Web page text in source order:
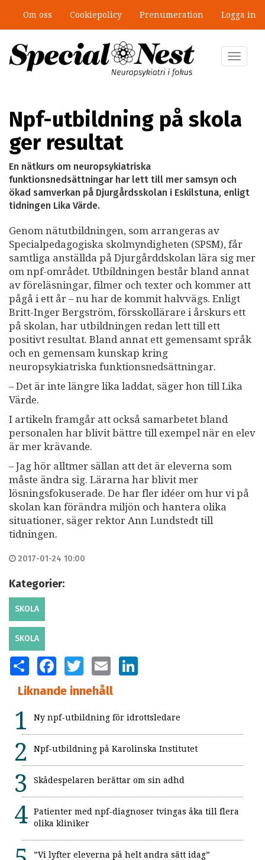
huvudinnehåll
Om oss Cookiepolicy Prenumeration Logga in
Toggle
Npf-utbildning på skola
ger resultat
En nätkurs om neuropsykiatriska
funktionsnedsättningar har lett till mer samsyn och
ökad samverkan på Djurgårdsskolan i Eskilstuna, enligt
tidningen Lika Värde.
Genom nätutbildningen, som arrangeras av
Specialpedagogiska skolmyndigheten (SPSM), får
samtliga anställda på Djurgårddskolan lära sig mer
om npf-området. Utbildningen består bland annat
av föreläsningar, filmer och texter och kommer att
pågå i ett år – nu har de kommit halvvägs. Enligt
Britt-Inger Bergström, försskollärare i årskurs ett
på skolan, har utbildningen redan lett till ett
positivt resultat. Bland annat ett gemensamt språk
och en gemensam kunskap kring
neuropsykiatriska funktionsnedsättningar.
– Det är inte längre lika laddat, säger hon till Lika
Värde.
I artikeln framgår att också samarbetet bland
personalen har blivit bättre till exempel när en elev
är mer krävande.
– Jag hör alltmer sällan att det är eleverna som
måste ändra sig. Lärarna har blivit mer
lösningsfokuserade. De har fler idéer om hur vi på
skolan kan förändra miljön och hantera olika
situationer, säger rektor Ann Lundstedt till
tidningen.
2017-01-24 10:00
Kategorier:
SKOLA
SKOLA
SHARE FACEBOOKTWITTER EMAIL
Liknande innehåll
Ny npf-utbildning för idrottsledare
Npf-utbildning på Karolinska Institutet
Skådespelaren berättar om sin adhd
Patienter med npf-diagnoser tvingas åka till flera
olika kliniker
”Vi lyfter eleverna på helt andra sätt idag”
”Jobbet gick bra – just därför togs
stödet bort”